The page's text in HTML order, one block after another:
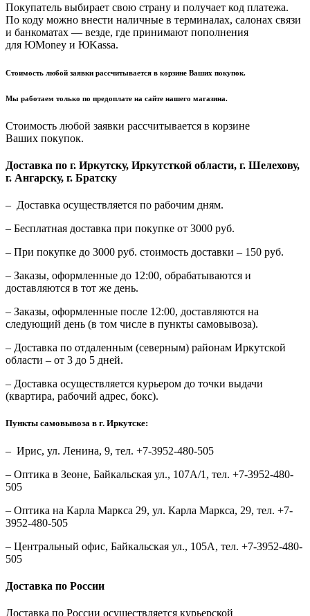
Покупатель выбирает свою страну и получает код платежа.
По коду можно внести наличные в терминалах, салонах связи
и банкоматах — везде, где принимают пополнения
для ЮMoney и ЮKassa.
Стоимость любой заявки рассчитывается в корзине Ваших покупок.
Мы работаем только по предоплате на сайте нашего магазина.
Стоимость любой заявки рассчитывается в корзине
Ваших покупок.
Доставка по г. Иркутску, Иркутсткой области, г. Шелехову,
г. Ангарску, г. Братску
– Доставка осуществляется по рабочим дням.
– Бесплатная доставка при покупке от 3000 руб.
– При покупке до 3000 руб. стоимость доставки – 150 руб.
– Заказы, оформленные до 12:00, обрабатываются и
доставляются в тот же день.
– Заказы, оформленные после 12:00, доставляются на
следующий день (в том числе в пункты самовывоза).
– Доставка по отдаленным (северным) районам Иркутской
области – от 3 до 5 дней.
– Доставка осуществляется курьером до точки выдачи
(квартира, рабочий адрес, бокс).
Пункты самовывоза в г. Иркутске:
– Ирис, ул. Ленина, 9, тел. +7-3952-480-505
– Оптика в Зеоне, Байкальская ул., 107А/1, тел. +7-3952-480-
505
– Оптика на Карла Маркса 29, ул. Карла Маркса, 29, тел. +7-
3952-480-505
– Центральный офис, Байкальская ул., 105А, тел. +7-3952-480-
505
Доставка по России
Доставка по России осуществляется курьерской